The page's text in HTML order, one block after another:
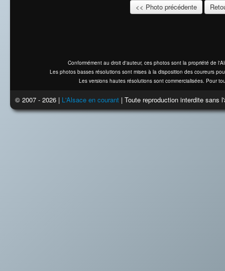
<< Photo précédente
Conformément au droit d'auteur, ces photos sont la propriété de
Les photos basses résolutions sont mises à la disposition des coureurs
Les versions hautes résolutions sont commercialisées. Pour
© 2007 - 2026 | L'Alsace en courant | Toute reproduction interdite sans